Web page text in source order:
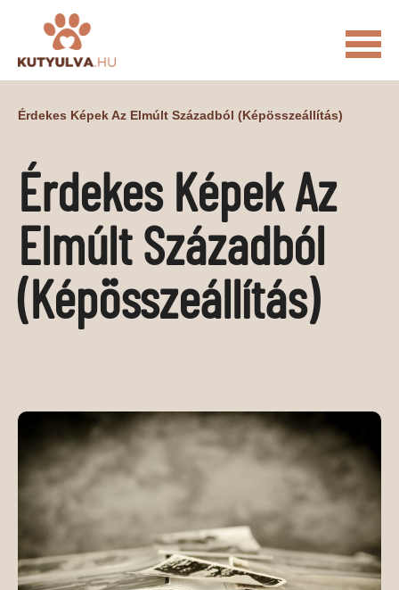
KUTYULVA – HÍREK
CUKI ÉLETKÉPEK NÖVÉNYEK
ÁLLATI
ÁLLATI ELEDELEK ÁLLATI FELSZERELÉSEK
ÁLLATI SZOLGÁLTATÁSOK
MÉDIAAJÁNLAT
KAPCSOLAT
Érdekes Képek Az Elmúlt Századból (képösszeállítás)
Érdekes Képek Az
Elmúlt Századból
(képösszeállítás)